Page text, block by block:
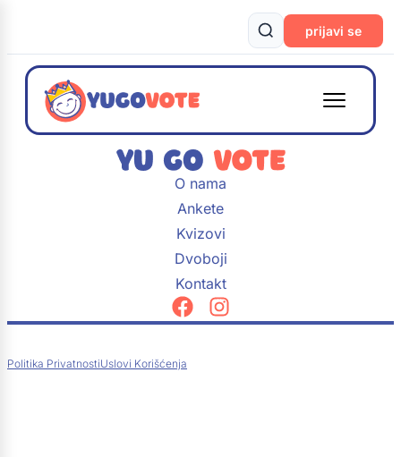
prijavi se
O nama
Ankete
Kvizovi
Dvoboji
Kontakt
Politika PrivatnostiUslovi Korišćenja